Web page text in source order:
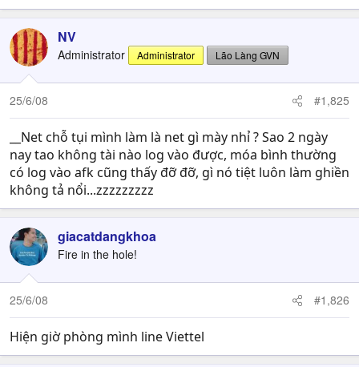
NV
Administrator Administrator Lão Làng GVN
25/6/08 #1,825
__Net chỗ tụi mình làm là net gì mày nhỉ ? Sao 2 ngày
nay tao không tài nào log vào được, móa bình thường
có log vào afk cũng thấy đỡ đỡ, gì nó tiệt luôn làm ghiền
không tả nổi...zzzzzzzzz
giacatdangkhoa
Fire in the hole!
25/6/08 #1,826
Hiện giờ phòng mình line Viettel